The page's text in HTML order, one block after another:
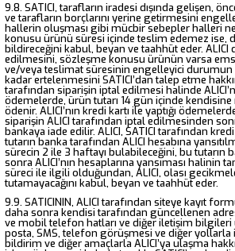
9.8. SATICI, tarafların iradesi dışında gelişen,
ve tarafların borçlarını yerine getirmesini
hallerin oluşması gibi mücbir sebepler halleri
konusu ürünü süresi içinde teslim edemez ise,
bildireceğini kabul, beyan ve taahhüt eder. ALICI
edilmesini, sözleşme konusu ürünün varsa
ve/veya teslimat süresinin engelleyici durumun
kadar ertelenmesini SATICI’dan talep etme
tarafından siparişin iptal edilmesi halinde
ödemelerde, ürün tutarı 14 gün içinde
ödenir. ALICI’nın kredi kartı ile yaptığı
siparişin ALICI tarafından iptal edilmesinden
bankaya iade edilir. ALICI, SATICI tarafından
tutarın banka tarafından ALICI hesabına
sürecin 2 ile 3 haftayı bulabileceğini, bu tutarın
sonra ALICI’nın hesaplarına yansıması halinin
süreci ile ilgili olduğundan, ALICI, olası
tutamayacağını kabul, beyan ve taahhüt eder.
9.9. SATICININ, ALICI tarafından siteye kayıt
daha sonra kendisi tarafından güncellenen
ve mobil telefon hatları ve diğer iletişim
posta, SMS, telefon görüşmesi ve diğer yollarla
bildirim ve diğer amaçlarla ALICI’ya ulaşma